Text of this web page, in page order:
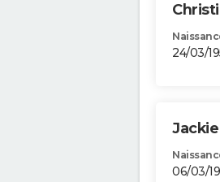
24/03/
06/03/